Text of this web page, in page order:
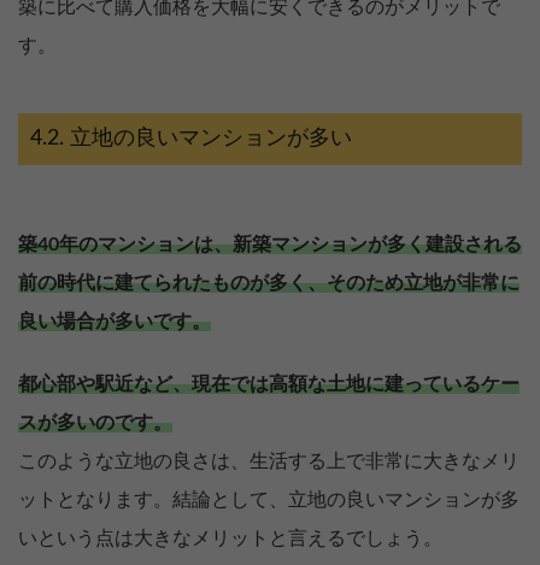
築に比べて購入価格を大幅に安くできるのがメリットで
す。
立地の良いマンションが多い
築40年のマンションは、新築マンションが多く建設される
前の時代に建てられたものが多く、そのため立地が非常に
良い場合が多いです。
都心部や駅近など、現在では高額な土地に建っているケー
スが多いのです。
このような立地の良さは、生活する上で非常に大きなメリ
ットとなります。結論として、立地の良いマンションが多
いという点は大きなメリットと言えるでしょう。